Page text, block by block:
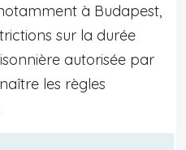
à Budapest,
sur la durée
autorisée par
les règles